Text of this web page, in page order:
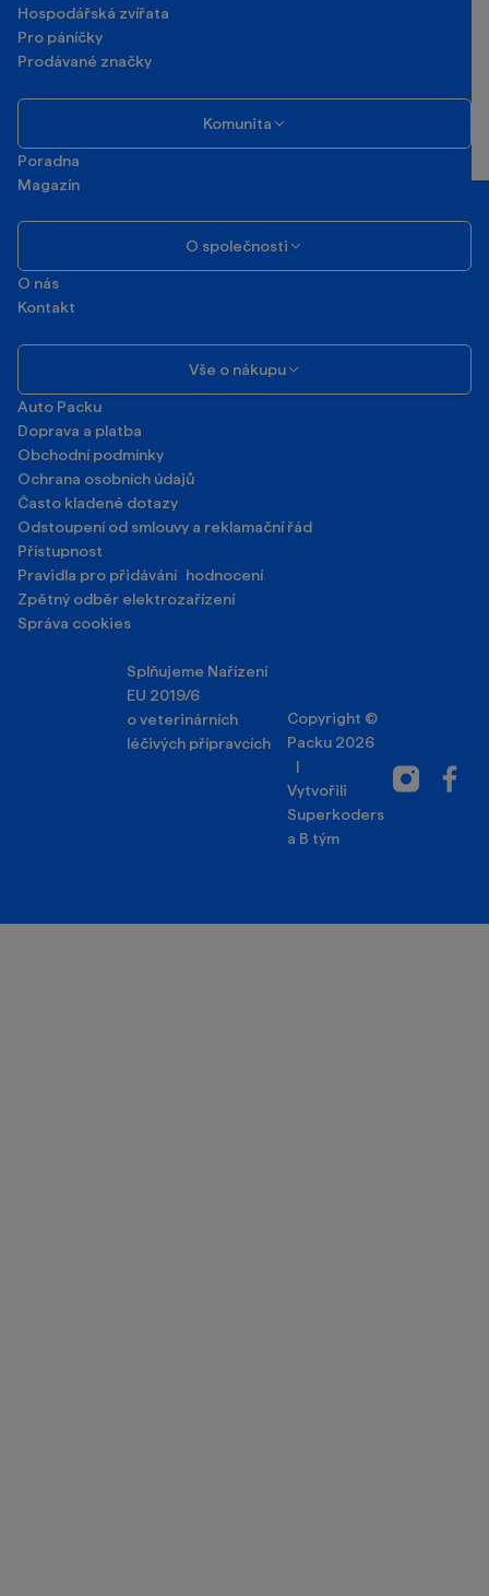
Hospodářská zvířata
Pro páníčky
Prodávané značky
Komunita
Poradna
Magazín
O společnosti
O nás
Kontakt
Vše o nákupu
Auto Packu
Doprava a platba
Obchodní podmínky
Ochrana osobních údajů
Často kladené dotazy
Odstoupení od smlouvy a reklamační řád
Přístupnost
Pravidla pro přidávání hodnocení
Zpětný odběr elektrozařízení
Správa cookies
Splňujeme Nařízení
EU 2019/6
o veterinárních
léčivých přípravcích
Copyright ©
Packu 2026
|
Vytvořili
Superkoders
a B tým
Instagram